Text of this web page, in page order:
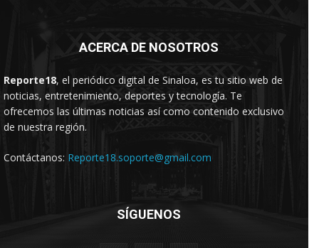
ACERCA DE NOSOTROS
Reporte18, el periódico digital de Sinaloa, es tu sitio web de
noticias, entretenimiento, deportes y tecnología. Te
ofrecemos las últimas noticias así como contenido exclusivo
de nuestra región.
Contáctanos: Reporte18.soporte@gmail.com
SÍGUENOS